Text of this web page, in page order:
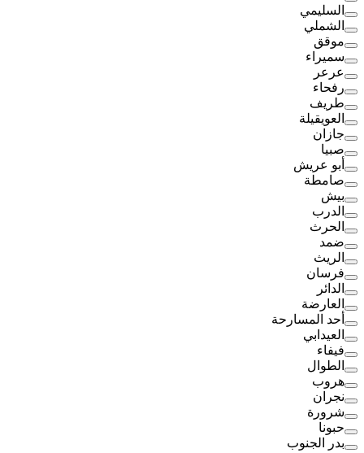
السليمي
الشملي
موقق
سميراء
عرعر
رفحاء
طريف
العويقيلة
جازان
صبيا
أبو عريش
صامطة
بيش
الدرب
الحرث
ضمد
الريث
فرسان
الدائر
العارضة
أحد المسارحة
العيدابي
فيفاء
الطوال
هروب
نجران
شرورة
حبونا
بدر الجنوب